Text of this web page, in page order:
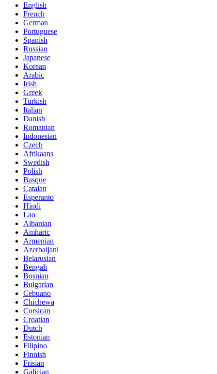
English
French
German
Portuguese
Spanish
Russian
Japanese
Korean
Arabic
Irish
Greek
Turkish
Italian
Danish
Romanian
Indonesian
Czech
Afrikaans
Swedish
Polish
Basque
Catalan
Esperanto
Hindi
Lao
Albanian
Amharic
Armenian
Azerbaijani
Belarusian
Bengali
Bosnian
Bulgarian
Cebuano
Chichewa
Corsican
Croatian
Dutch
Estonian
Filipino
Finnish
Frisian
Galician